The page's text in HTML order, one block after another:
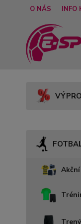
O NÁS INFO